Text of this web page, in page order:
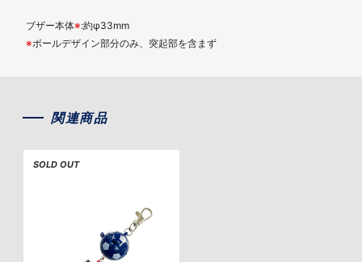
ブザー本体※:約φ33mm
※ボールデザイン部分のみ、突起部を含まず
関連商品
SOLD OUT